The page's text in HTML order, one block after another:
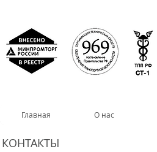
Главная О нас
КОНТАКТЫ